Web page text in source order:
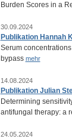
Burden Scores in a
30.09.2024
Publikation Hannah
Serum
bypass mehr
14.08.2024
Publikation Julian
Determining
antifungal therapy: a
24.05.2024